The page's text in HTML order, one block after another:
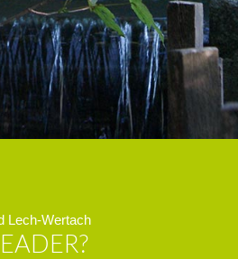
Lech-Wertach